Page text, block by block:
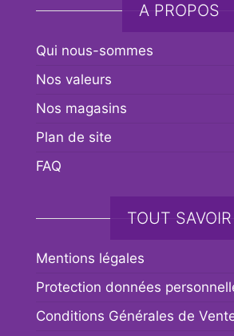
A PROPOS
Qui nous-sommes
Nos valeurs
Nos magasins
Plan de site
FAQ
TOUT SAVOIR
Mentions légales
Protection données
Conditions Générales de